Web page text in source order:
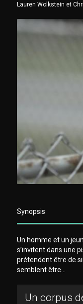
Lauren Wolkstein et
Synopsis
Un homme et un
s’invitent dans une
prétendent être de
semblent être...
Un corpus